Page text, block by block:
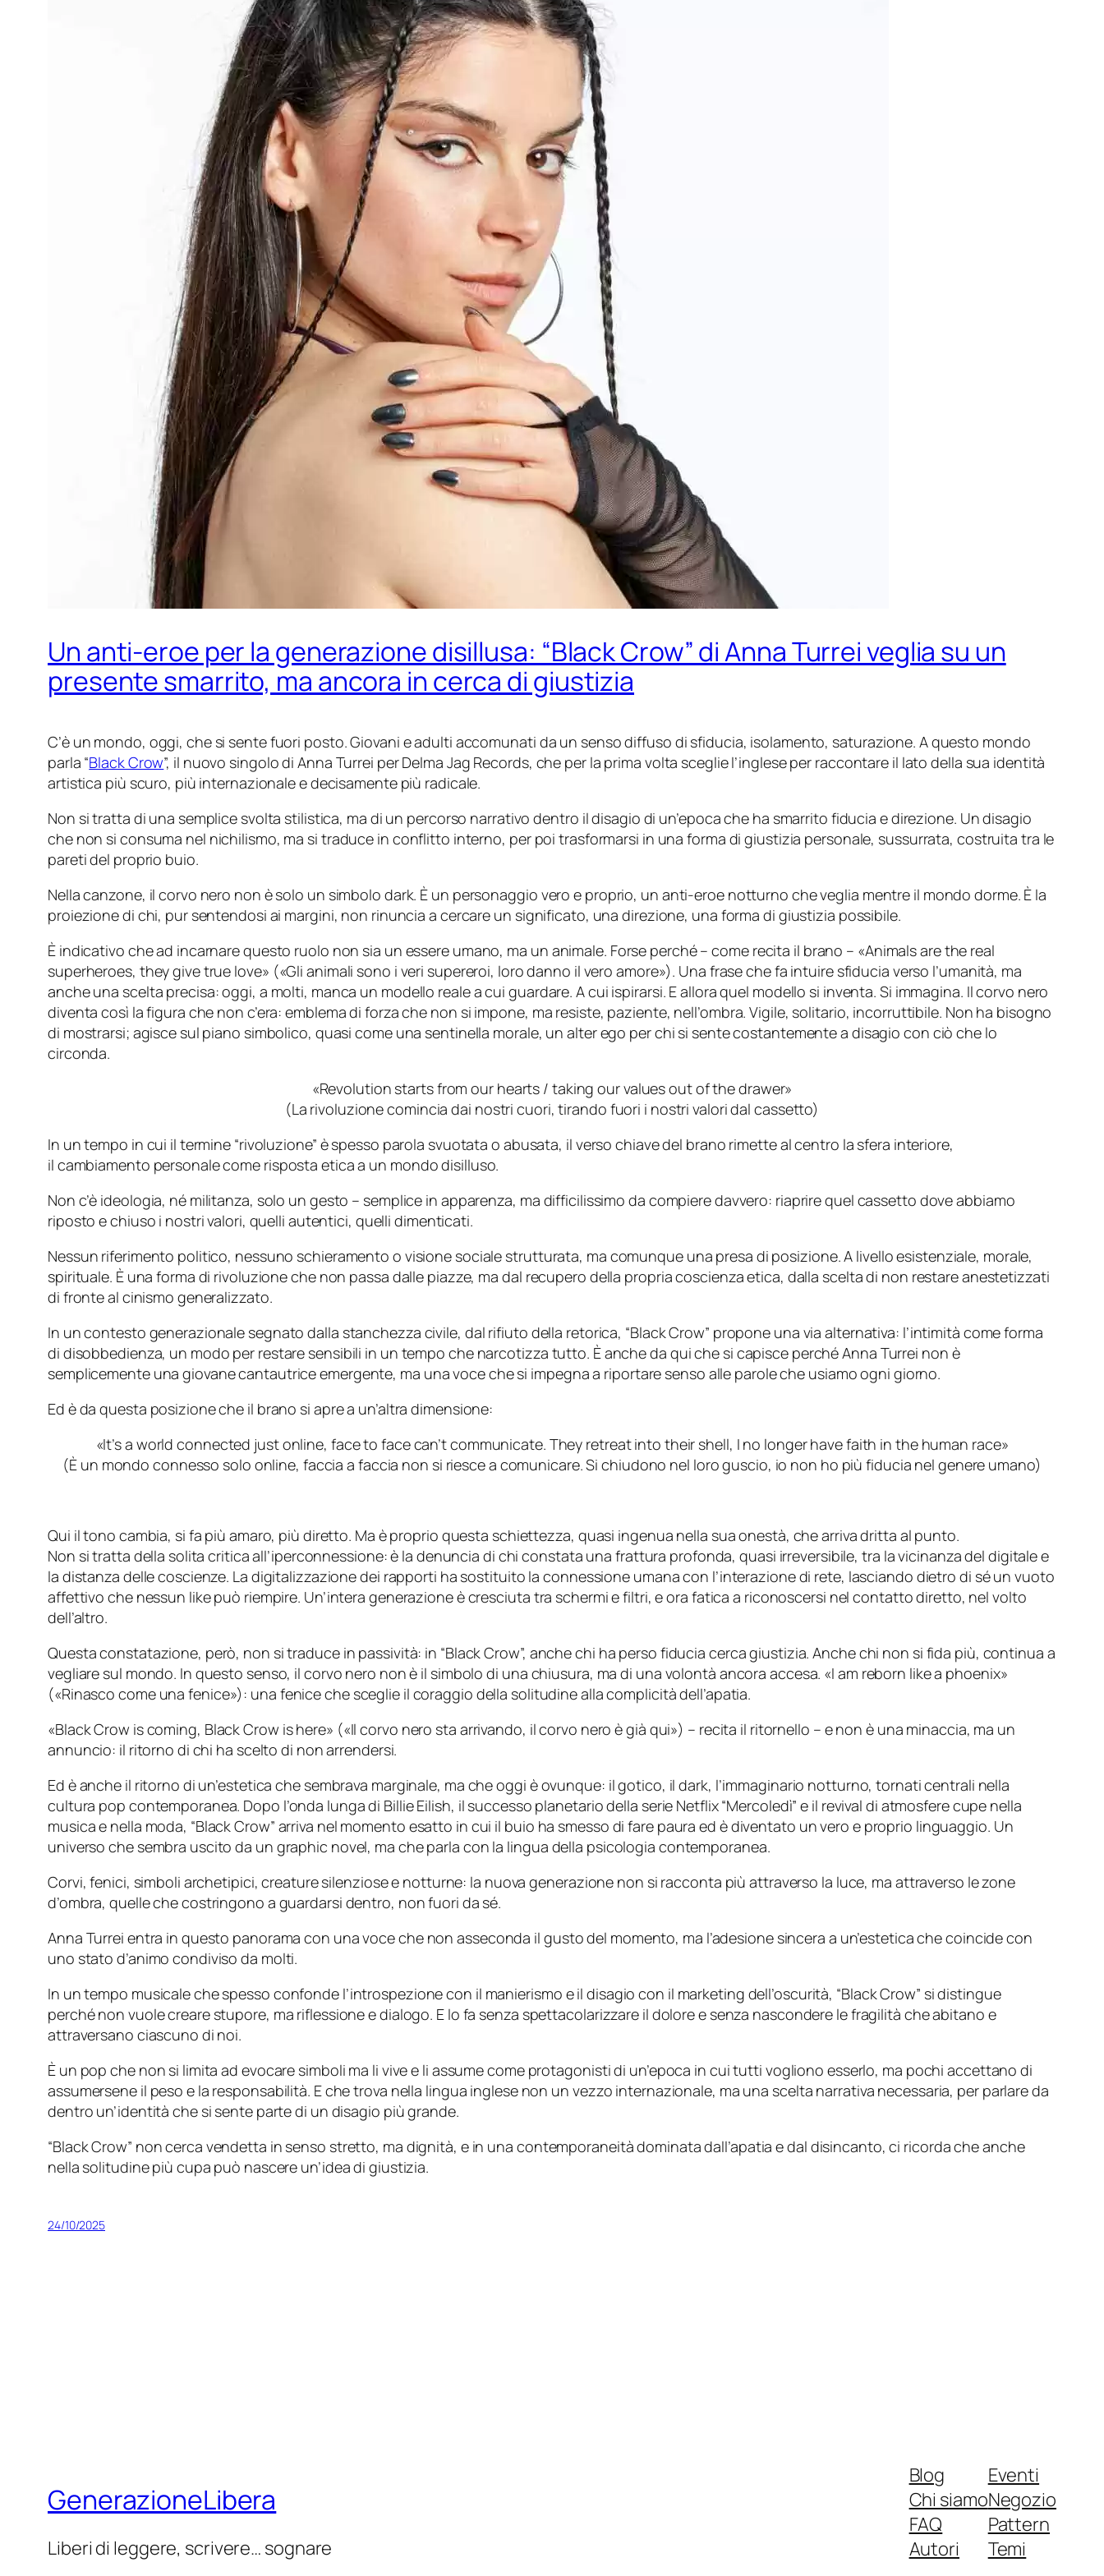
Un anti-eroe per la generazione disillusa: “Black Crow” di Anna Turrei veglia su un
presente smarrito, ma ancora in cerca di giustizia
C’è un mondo, oggi, che si sente fuori posto. Giovani e adulti accomunati da un senso diffuso di sfiducia, isolamento, saturazione. A questo mondo
parla “Black Crow”, il nuovo singolo di Anna Turrei perDelma Jag Records, che per la prima volta sceglie l’inglese per raccontare il lato della sua identità
artistica più scuro, più internazionale e decisamente più radicale.
Non si tratta di una semplice svolta stilistica, ma di un percorso narrativo dentro il disagio di un’epoca che ha smarrito fiducia e direzione. Un disagio
che non si consuma nel nichilismo, ma si traduce in conflitto interno, per poi trasformarsi in una forma di giustizia personale, sussurrata, costruita tra le
pareti del proprio buio.
Nella canzone, il corvo nero non è solo un simbolo dark. È un personaggio vero e proprio, un anti-eroe notturno che veglia mentre il mondo dorme. È la
proiezione di chi, pur sentendosi ai margini, non rinuncia a cercare un significato, una direzione, una forma di giustizia possibile.
È indicativo che ad incarnare questo ruolo non sia un essere umano, ma un animale. Forse perché – come recita il brano – «Animals are the real
superheroes, they give true love» («Gli animali sono i veri supereroi, loro danno il vero amore»). Una frase che fa intuire sfiducia verso l’umanità, ma
anche una scelta precisa: oggi, a molti, manca un modello reale a cui guardare. A cui ispirarsi. E allora quel modello si inventa. Si immagina. Il corvo nero
diventa così la figura che non c’era: emblema di forza che non si impone, ma resiste, paziente, nell’ombra. Vigile, solitario, incorruttibile. Non ha bisogno
di mostrarsi; agisce sul piano simbolico, quasi come una sentinella morale, un alter ego per chi si sente costantemente a disagio con ciò che lo
circonda.
«Revolution starts from our hearts / taking our values out of the drawer»
(La rivoluzione comincia dai nostri cuori, tirando fuori i nostri valori dal cassetto)
In un tempo in cui il termine “rivoluzione” è spesso parola svuotata o abusata, il verso chiave del brano rimette al centro la sfera interiore,
il cambiamento personale come risposta etica a un mondo disilluso.
Non c’è ideologia, né militanza, solo un gesto – semplice in apparenza, ma difficilissimo da compiere davvero: riaprire quel cassetto dove abbiamo
riposto e chiuso i nostri valori, quelli autentici, quelli dimenticati.
Nessun riferimento politico, nessuno schieramento o visione sociale strutturata, ma comunque una presa di posizione. A livello esistenziale, morale,
spirituale. È una forma di rivoluzione che non passa dalle piazze, ma dal recupero della propria coscienza etica, dalla scelta di non restare anestetizzati
di fronte al cinismo generalizzato.
In un contesto generazionale segnato dalla stanchezza civile, dal rifiuto della retorica, “Black Crow” propone una via alternativa: l’intimità come forma
di disobbedienza, un modo per restare sensibili in un tempo che narcotizza tutto. È anche da qui che si capisce perché Anna Turrei non è
semplicemente una giovane cantautrice emergente, ma una voce che si impegna a riportare senso alle parole che usiamo ogni giorno.
Ed è da questa posizione che il brano si apre a un’altra dimensione:
«It’s a world connected just online, face to face can’t communicate. They retreat into their shell, I no longer have faith in the human race»
(È un mondo connesso solo online, faccia a faccia non si riesce a comunicare. Si chiudono nel loro guscio, io non ho più fiducia nel genere umano)
Qui il tono cambia, si fa più amaro, più diretto. Ma è proprio questa schiettezza, quasi ingenua nella sua onestà, che arriva dritta al punto.
Non si tratta della solita critica all’iperconnessione: è la denuncia di chi constata una frattura profonda, quasi irreversibile, tra la vicinanza del digitale e
la distanza delle coscienze. La digitalizzazione dei rapporti ha sostituito la connessione umana con l’interazione di rete, lasciando dietro di sé un vuoto
affettivo che nessun like può riempire. Un’intera generazione è cresciuta tra schermi e filtri, e ora fatica a riconoscersi nel contatto diretto, nel volto
dell’altro.
Questa constatazione, però, non si traduce in passività: in “Black Crow”, anche chi ha perso fiducia cerca giustizia. Anche chi non si fida più, continua a
vegliare sul mondo. In questo senso, il corvo nero non è il simbolo di una chiusura, ma di una volontà ancora accesa. «I am reborn like a phoenix»
(«Rinasco come una fenice»): una fenice che sceglie il coraggio della solitudine alla complicità dell’apatia.
«Black Crow is coming, Black Crow is here» («Il corvo nero sta arrivando, il corvo nero è già qui») – recita il ritornello – e non è una minaccia, ma un
annuncio: il ritorno di chi ha scelto di non arrendersi.
Ed è anche il ritorno di un’estetica che sembrava marginale, ma che oggi è ovunque: il gotico, il dark, l’immaginario notturno, tornati centrali nella
cultura pop contemporanea. Dopo l’onda lunga di Billie Eilish, il successo planetario della serie Netflix“Mercoledì” e il revival di atmosfere cupe nella
musica e nella moda, “Black Crow” arriva nel momento esatto in cui il buio ha smesso di fare paura ed è diventato un vero e proprio linguaggio. Un
universo che sembra uscito da un graphic novel, ma che parla con la lingua della psicologia contemporanea.
Corvi, fenici, simboli archetipici, creature silenziose e notturne: la nuova generazione non si racconta più attraverso la luce, ma attraverso le zone
d’ombra, quelle che costringono a guardarsi dentro, non fuori da sé.
Anna Turrei entra in questo panorama con una voce che non asseconda il gusto del momento, ma l’adesione sincera a un’estetica che coincide con
uno stato d’animo condiviso da molti.
In un tempo musicale che spesso confonde l’introspezione con il manierismo e il disagio con il marketing dell’oscurità, “Black Crow” si distingue
perché non vuole creare stupore, ma riflessione e dialogo. E lo fa senza spettacolarizzare il dolore e senza nascondere le fragilità che abitano e
attraversano ciascuno di noi.
È un pop che non si limita ad evocare simboli ma li vive e li assume come protagonisti di un’epoca in cui tutti vogliono esserlo, ma pochi accettano di
assumersene il peso e la responsabilità. E che trova nella lingua inglese non un vezzo internazionale, ma una scelta narrativa necessaria, per parlare da
dentro un’identità che si sente parte di un disagio più grande.
“Black Crow” non cerca vendetta in senso stretto, ma dignità, e in una contemporaneità dominata dall’apatia e dal disincanto, ci ricorda che anche
nella solitudine più cupa può nascere un’idea di giustizia.
24/10/2025
GenerazioneLibera
Liberi di leggere, scrivere… sognare
Blog
Chi siamo
FAQ
Autori
Eventi
Negozio
Pattern
Temi